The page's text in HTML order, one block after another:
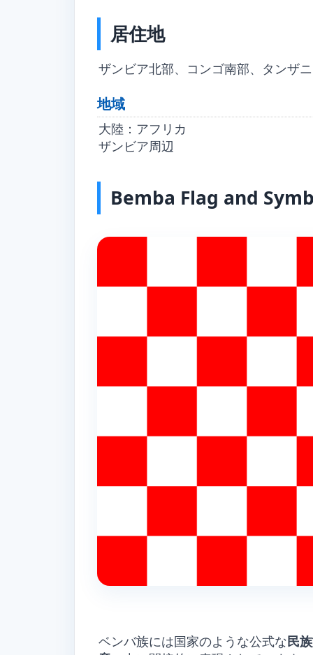
居住地
ザンビア北部、コンゴ南部、タンザ
地域
大陸：アフリカ
ザンビア周辺
Bemba Flag and
ベンバ族には国家のような公式な民